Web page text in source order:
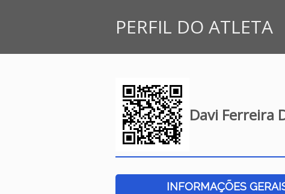
PERFIL DO ATLETA
Davi Ferreira
INFORMAÇÕES